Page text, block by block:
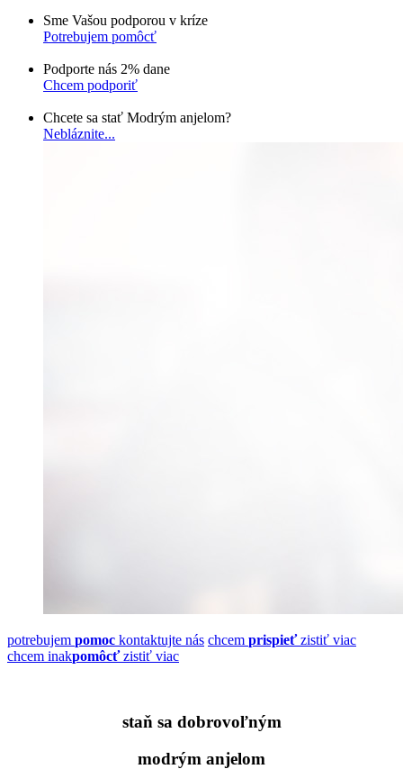
Sme Vašou podporou v kríze
Potrebujem pomôcť
Podporte nás 2% dane
Chcem podporiť
Chcete sa stať Modrým anjelom?
Nebláznite...
potrebujem pomoc kontaktujte nás chcem prispieť zistiť viac
chcem inakpomôcť zistiť viac
staň sa dobrovoľným
modrým anjelom